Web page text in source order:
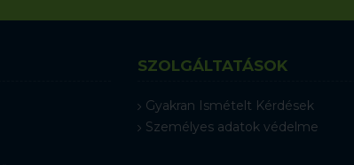
SZOLGÁLTATÁSOK
Gyakran Ismételt Kérdések
Személyes adatok védelme